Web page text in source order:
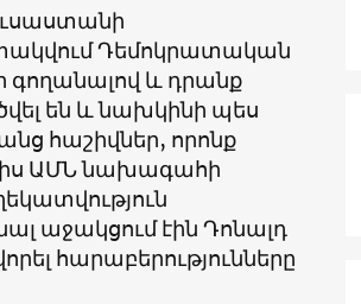
Դեմոկրատական
գողանալով և դրանք
են և նախկինի պես
հաշիվներ, որոնք
ԱՄՆ նախագահի
աջակցում էին Դոնալդ
հարաբերությունները